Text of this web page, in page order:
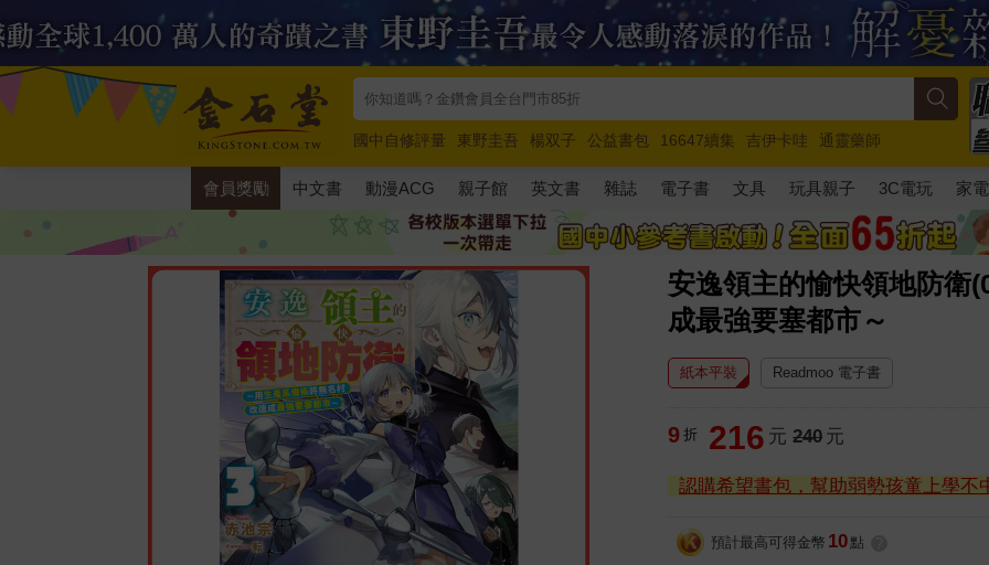
國中自修評量 東野圭吾 楊双子 公益書包 16647續集 吉伊卡哇
通靈藥師
唯紅花綻放
奧德賽 路邊攤新作 馬斯克 玩具總動員5 超慢跑
會員獎勵 中文書 動漫ACG 親子館 英文書 雜誌 電子書 文具 玩具親子 3C電玩 家電
安逸領主的愉快領地防衛
成最強要塞都市～
紙本平裝 Readmoo 電子書
9 折 216 元 240 元
認購希望書包，幫助弱勢孩童上學不
預計最高可得金幣 10 點